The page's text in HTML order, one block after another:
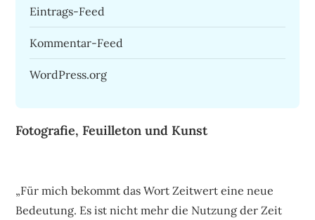
Eintrags-Feed
Kommentar-Feed
WordPress.org
Fotografie, Feuilleton und Kunst
„Für mich bekommt das Wort Zeitwert eine neue
Bedeutung. Es ist nicht mehr die Nutzung der Zeit